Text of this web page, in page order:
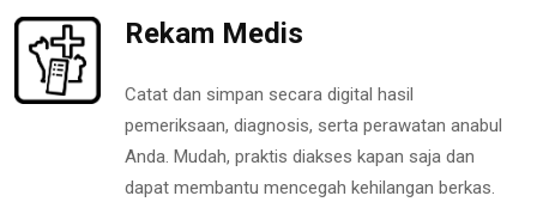
Rekam Medis
Catat dan simpan secara digital hasil
pemeriksaan, diagnosis, serta perawatan anabul
Anda. Mudah, praktis diakses kapan saja dan
dapat membantu mencegah kehilangan berkas.